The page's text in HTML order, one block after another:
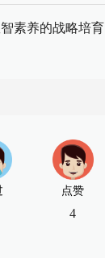
素养的战略培育
点赞
4